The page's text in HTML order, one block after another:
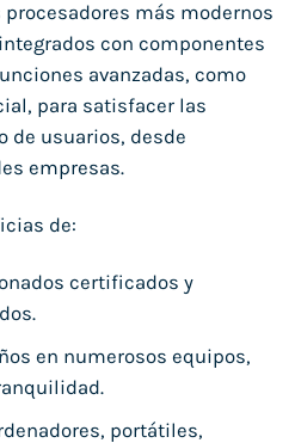
más modernos
con componentes
avanzadas, como
para satisfacer las
de usuarios, desde
empresas.
de:
certificados y
en numerosos equipos,
portátiles,